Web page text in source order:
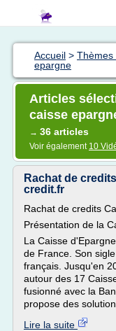
Accueil > Thèmes
epargne
Articles
caisse
→ 36 articles
Voir également 10
Rachat de
credit.fr
Rachat de credits
Présentation de la
La Caisse
de France. Son
français. Jusqu'en
autour des 17
fusionné avec la
propose des
Lire la suite